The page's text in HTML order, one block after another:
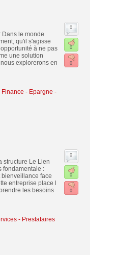
Dans le monde
qu'il s'agisse
à ne pas
une solution
explorerons en
Finance - Epargne -
0
0
0
structure Le Lien
fondamentale :
face
entreprise place l
les besoins
- Prestataires
0
0
0